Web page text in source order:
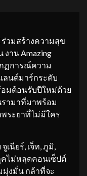
ร่วมสร้างความสุข
าน Amazing
กฏการณ์ความ
ลนด์มาร์กระดับ
มต้อนรับปีใหม่ด้วย
รามาที่มาพร้อม
ระยาที่ไม่มีใคร
นียร์, เจ็ท, ภูมิ,
คไม่หลุดคอนเซ็ปต์
งมั่น กล้าที่จะ